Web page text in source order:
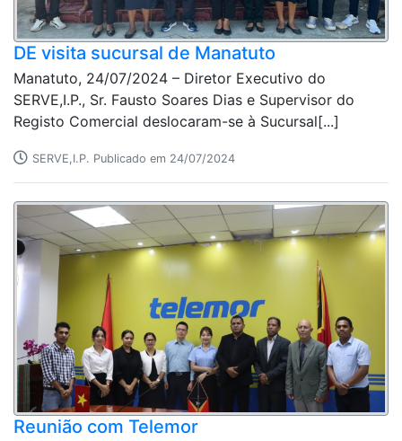
DE visita sucursal de Manatuto
Manatuto, 24/07/2024 – Diretor Executivo do
SERVE,I.P., Sr. Fausto Soares Dias e Supervisor do
Registo Comercial deslocaram-se à Sucursal[...]
SERVE,I.P. Publicado em 24/07/2024
Reunião com Telemor